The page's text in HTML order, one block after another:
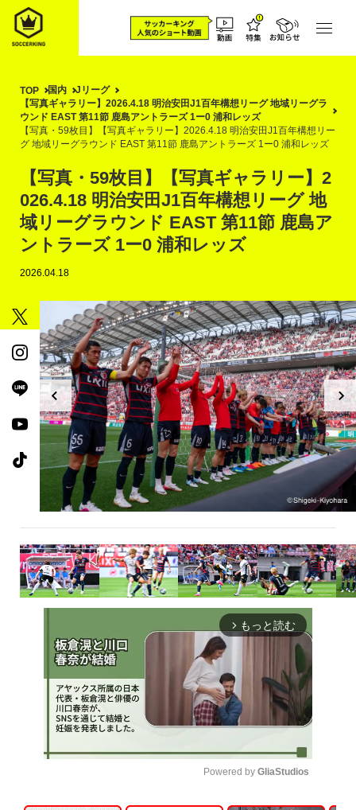
TOP 国内
Jリーグ
【写真ギャラリー】2026.4.18 明治安田J1百年構想リーグ 地域リーグラ
ウンド EAST 第11節 鹿島アントラーズ 1ー0 浦和レッズ
【写真・59枚目】【写真ギャラリー】2026.4.18 明治安田J1百年構想リー
グ 地域リーグラウンド EAST 第11節 鹿島アントラーズ 1ー0 浦和レッズ
【写真・59枚目】【写真ギャラリー】2
026.4.18 明治安田J1百年構想リーグ 地
域リーグラウンド EAST 第11節 鹿島ア
ントラーズ 1ー0 浦和レッズ
2026.04.18
arrow_forward_ios もっと読む
U
Powered by GliaStudios